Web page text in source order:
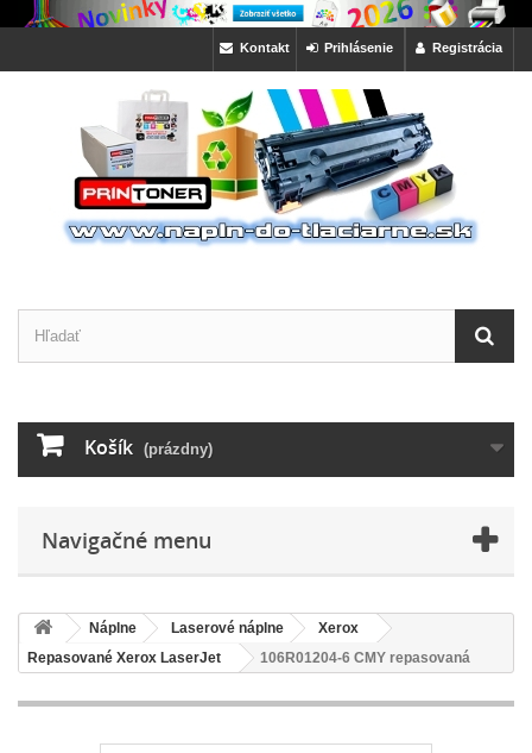
Registrácia
Prihlásenie
Kontakt
Košík (prázdny)
Navigačné menu
Náplne Laserové náplne
Xerox
Repasované Xerox LaserJet
106R01204-6 CMY repasovaná